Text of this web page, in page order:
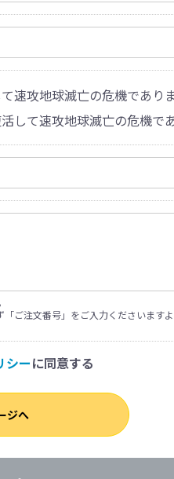
速攻地球滅亡の危機であり
して速攻地球滅亡の危機で
ご注文番号」をご入力くださいますよ
シーに同意する
ジへ